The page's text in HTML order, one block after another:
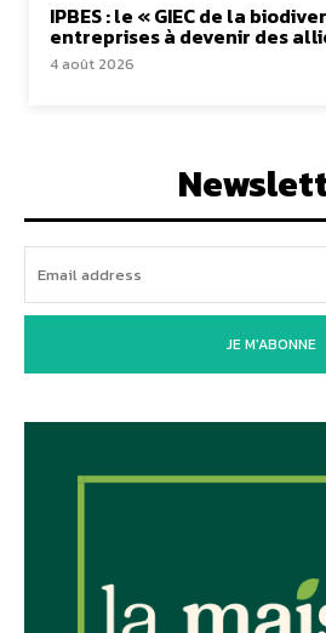
IPBES : le « GIEC de la
entreprises à devenir des
4 août 2026
JE M'ABONNE